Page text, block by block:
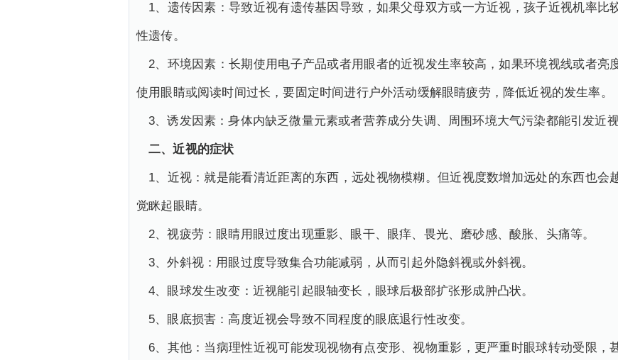
1、遗传因素：导致近视有遗传基因导致，如果父母双方或一方近视，孩子近视机率比
性遗传。
2、环境因素：长期使用电子产品或者用眼者的近视发生率较高，如果环境视线或者亮
使用眼睛或阅读时间过长，要固定时间进行户外活动缓解眼睛疲劳，降低近视的发生率。
3、诱发因素：身体内缺乏微量元素或者营养成分失调、周围环境大气污染都能引发近视
二、近视的症状
1、近视：就是能看清近距离的东西，远处视物模糊。但近视度数增加远处的东西也会
觉眯起眼睛。
2、视疲劳：眼睛用眼过度出现重影、眼干、眼痒、畏光、磨砂感、酸胀、头痛等。
3、外斜视：用眼过度导致集合功能减弱，从而引起外隐斜视或外斜视。
4、眼球发生改变：近视能引起眼轴变长，眼球后极部扩张形成肿凸状。
5、眼底损害：高度近视会导致不同程度的眼底退行性改变。
6、其他：当病理性近视可能发现视物有点变形、视物重影，更严重时眼球转动受限，